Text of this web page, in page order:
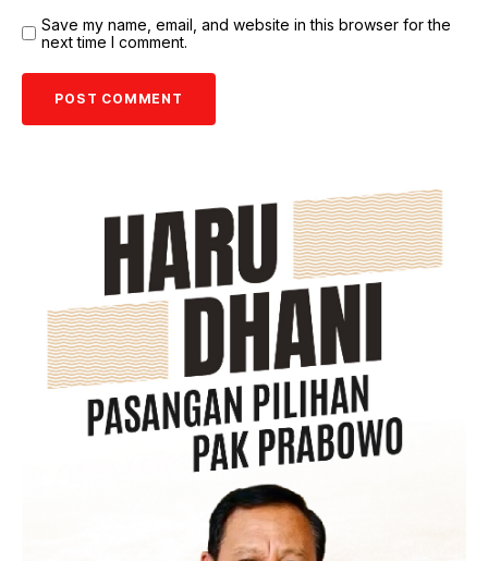
Save my name, email, and website in this browser for the
next time I comment.